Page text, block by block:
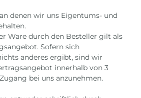
denen wir uns Eigentums- und
Ware durch den Besteller gilt als
Sofern sich
anderes ergibt, sind wir
innerhalb von 3
bei uns anzunehmen.